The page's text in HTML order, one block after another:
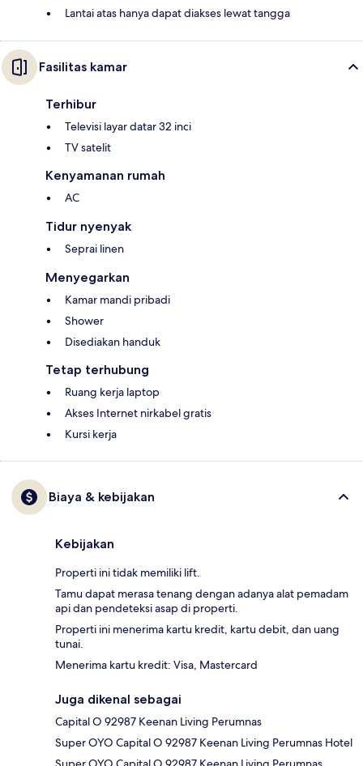
Lantai atas hanya dapat diakses lewat tangga
Fasilitas kamar
Terhibur
Televisi layar datar 32 inci
TV satelit
Kenyamanan rumah
AC
Tidur nyenyak
Seprai linen
Menyegarkan
Kamar mandi pribadi
Shower
Disediakan handuk
Tetap terhubung
Ruang kerja laptop
Akses Internet nirkabel gratis
Kursi kerja
Biaya & kebijakan
Kebijakan
Properti ini tidak memiliki lift.
Tamu dapat merasa tenang dengan adanya alat pemadam
api dan pendeteksi asap di properti.
Properti ini menerima kartu kredit, kartu debit, dan uang
tunai.
Menerima kartu kredit: Visa, Mastercard
Juga dikenal sebagai
Capital O 92987 Keenan Living Perumnas
Super OYO Capital O 92987 Keenan Living Perumnas Hotel